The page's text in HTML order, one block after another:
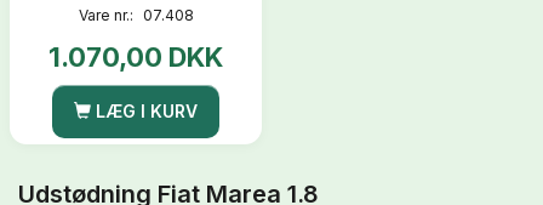
Vare nr.: 07.408
1.070,00 DKK
LÆG I KURV
Udstødning Fiat Marea 1.8